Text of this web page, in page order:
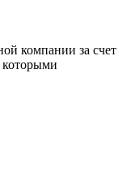
компании за счет
которыми